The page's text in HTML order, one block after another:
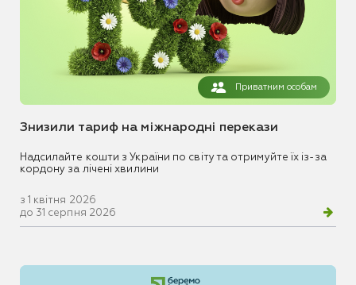
Приватним особам
Знизили тариф на міжнародні перекази
Надсилайте кошти з України по світу та отримуйте їх із-за
кордону за лічені хвилини
з 1 квітня 2026
до 31 серпня 2026